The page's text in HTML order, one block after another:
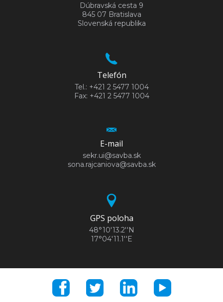
Dúbravská cesta 9
845 07 Bratislava
Slovenská republika
Telefón
Tel.: +421 2 5477 1004
Fax: +421 2 5477 1004
E-mail
sekr.ui@savba.sk
sona.rajcaniova@savba.sk
GPS poloha
48°10'13.2''N
17°04'11.1''E